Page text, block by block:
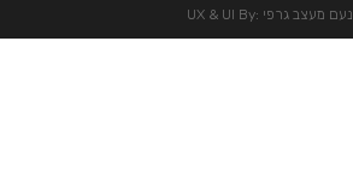
נעם מעצב גרפי :UX & UI By